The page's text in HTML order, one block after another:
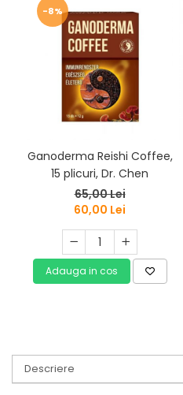
-8%
Ganoderma Reishi Coffee,
15 plicuri, Dr. Chen
65,00 Lei
60,00 Lei
Adauga in cos
Descriere